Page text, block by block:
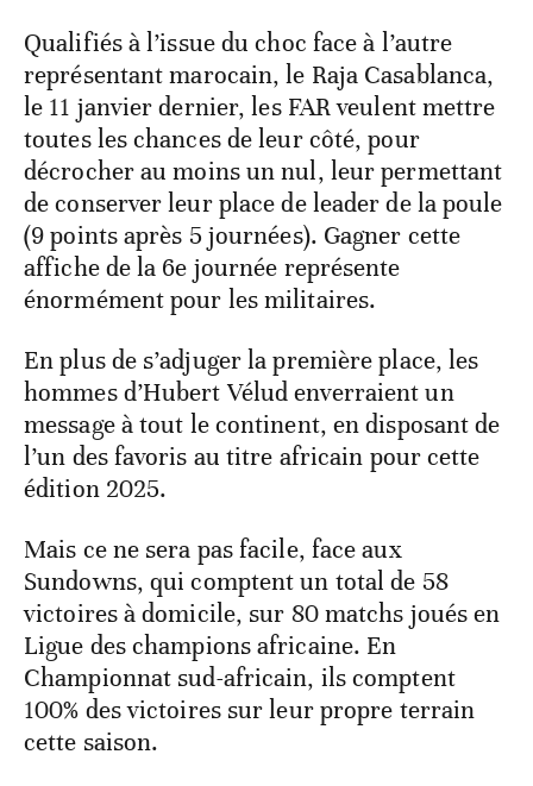
Qualifiés à l’issue du choc face à l’autre
représentant marocain, le Raja Casablanca,
le 11 janvier dernier, les FAR veulent mettre
toutes les chances de leur côté, pour
décrocher au moins un nul, leur permettant
de conserver leur place de leader de la poule
(9 points après 5 journées). Gagner cette
affiche de la 6e journée représente
énormément pour les militaires.
En plus de s’adjuger la première place, les
hommes d’Hubert Vélud enverraient un
message à tout le continent, en disposant de
l’un des favoris au titre africain pour cette
édition 2025.
Mais ce ne sera pas facile, face aux
Sundowns, qui comptent un total de 58
victoires à domicile, sur 80 matchs joués en
Ligue des champions africaine. En
Championnat sud-africain, ils comptent
100% des victoires sur leur propre terrain
cette saison.